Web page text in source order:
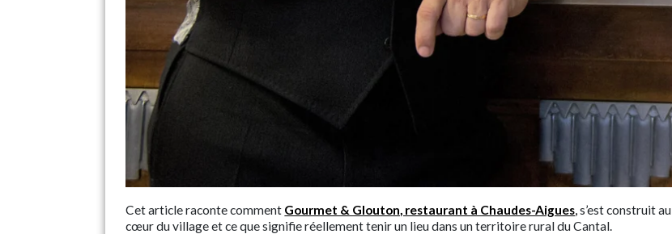
Cet article raconte comment Gourmet & Glouton, restaurant à Chaudes-Aigues s’est construit au
cœur du village et ce que signifie réellement tenir un lieu dans un territoire rural du Cantal.